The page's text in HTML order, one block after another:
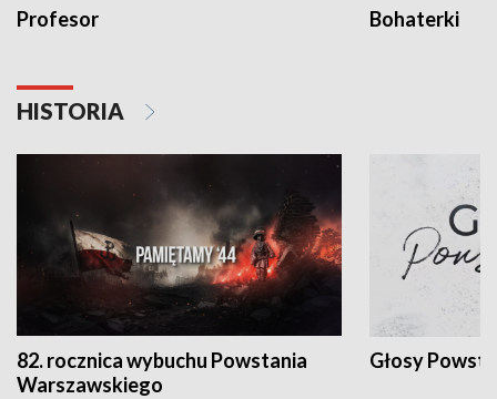
Profesor Bohaterki
HISTORIA
82. rocznica wybuchu Powstania
Warszawskiego
Głosy